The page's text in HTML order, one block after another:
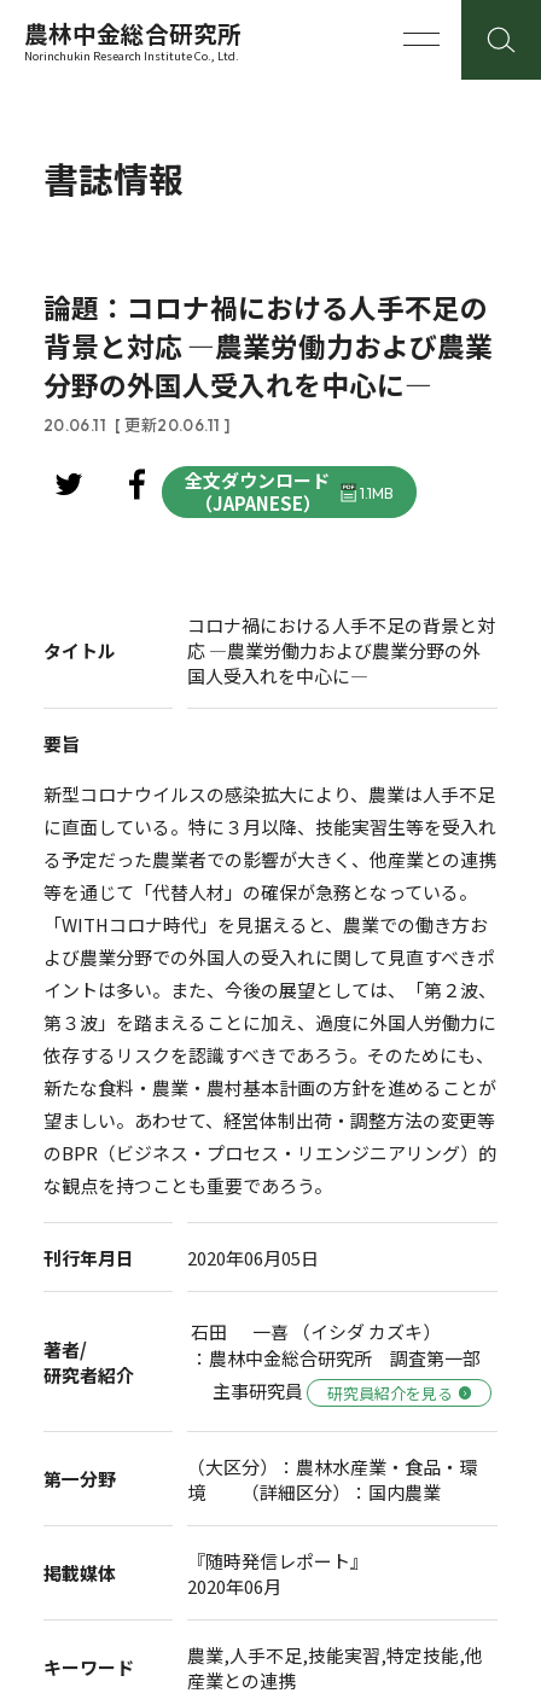
農林中金総合研究所
Norinchukin Research Institute Co., Ltd.
書誌情報
論題：コロナ禍における人手不足の
背景と対応 ―農業労働力および農業
分野の外国人受入れを中心に―
20.06.11 [ 更新20.06.11 ]
全文ダウンロード
（JAPANESE）
1.1MB
タイトル
コロナ禍における人手不足の背景と対
応 ―農業労働力および農業分野の外
国人受入れを中心に―
要旨
新型コロナウイルスの感染拡大により、農業は人手不足
に直面している。特に３月以降、技能実習生等を受入れ
る予定だった農業者での影響が大きく、他産業との連携
等を通じて「代替人材」の確保が急務となっている。
「WITHコロナ時代」を見据えると、農業での働き方お
よび農業分野での外国人の受入れに関して見直すべきポ
イントは多い。また、今後の展望としては、「第２波、
第３波」を踏まえることに加え、過度に外国人労働力に
依存するリスクを認識すべきであろう。そのためにも、
新たな食料・農業・農村基本計画の方針を進めることが
望ましい。あわせて、経営体制出荷・調整方法の変更等
のBPR（ビジネス・プロセス・リエンジニアリング）的
な観点を持つことも重要であろう。
刊行年月日 2020年06月05日
著者/
研究者紹介
石田 一喜 （イシダ カズキ）
：農林中金総合研究所 調査第一部
主事研究員
研究員紹介を見る
第一分野
（大区分）：農林水産業・食品・環
境 （詳細区分）：国内農業
掲載媒体
『随時発信レポート』
2020年06月
キーワード
農業,人手不足,技能実習,特定技能,他
産業との連携